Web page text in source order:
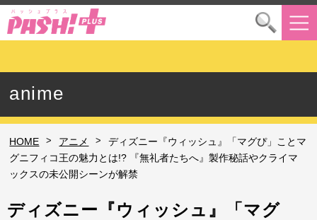
anime
HOME > アニメ >
ディズニー『ウィッシュ』「マグぴ」ことマ
グニフィコ王の魅力とは!? 『無礼者たちへ』製作秘話やクライマ
ックスの未公開シーンが解禁
ディズニー『ウィッシュ』「マグ